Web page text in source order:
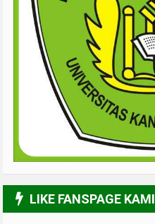
LIKE FANSPAGE KAMI